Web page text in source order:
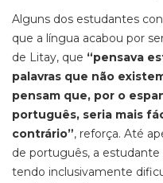
Alguns dos estudantes
que a língua acabou por
de Litay, que “pensava
palavras que não
pensam que, por o
português, seria mais
contrário”, reforça. Até
de português, a
tendo inclusivamente